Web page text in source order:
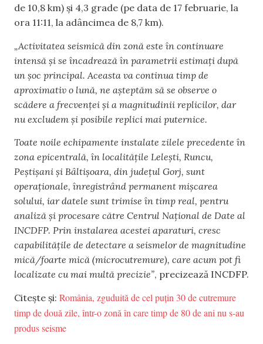
de 10,8 km) şi 4,3 grade (pe data de 17 februarie, la
ora 11:11, la adâncimea de 8,7 km).
„Activitatea seismică din zonă este în continuare
intensă şi se încadrează în parametrii estimaţi după
un şoc principal. Aceasta va continua timp de
aproximativ o lună, ne aşteptăm să se observe o
scădere a frecvenţei şi a magnitudinii replicilor, dar
nu excludem şi posibile replici mai puternice.
Toate noile echipamente instalate zilele precedente în
zona epicentrală, în localităţile Leleşti, Runcu,
Peştişani şi Bâltişoara, din judeţul Gorj, sunt
operaţionale, înregistrând permanent mişcarea
solului, iar datele sunt trimise în timp real, pentru
analiză şi procesare către Centrul Naţional de Date al
INCDFP. Prin instalarea acestei aparaturi, cresc
capabilităţile de detectare a seismelor de magnitudine
mică/foarte mică (microcutremure), care acum pot fi
localizate cu mai multă precizie”, precizează INCDFP.
Citește și: România, zguduită de cel puțin 30 de cutremure
timp de două zile, într-o zonă în care timp de 80 de ani nu s-au
produs seisme